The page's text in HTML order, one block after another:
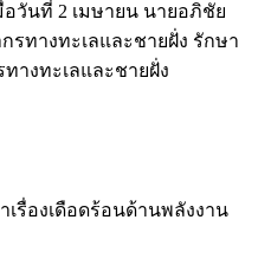
วันที่ 2 เมษายน นายอภิชัย
รทางทะเลและชายฝั่ง รักษา
างทะเลและชายฝั่ง
รื่องเดือดร้อนด้านพลังงาน